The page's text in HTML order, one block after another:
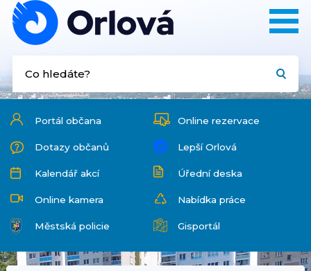
Portál občana Online rezervace
Dotazy občanů Lepší Orlová
Kalendář akcí Úřední deska
Online kamera Nabídka práce
Městská policie Gisportál